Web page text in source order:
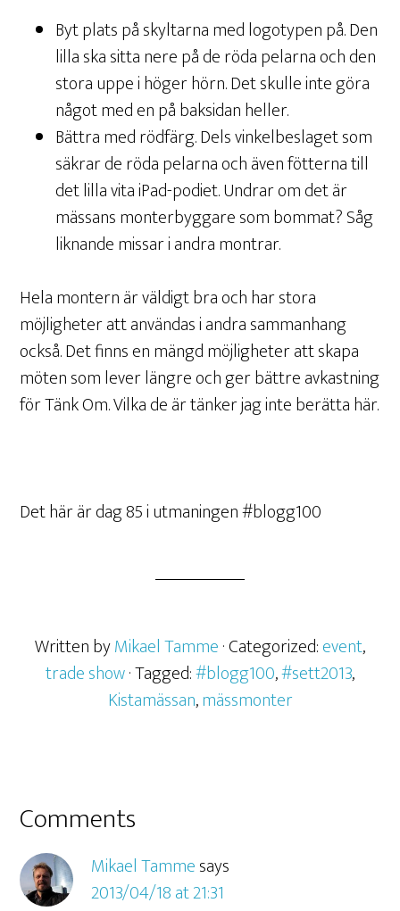
Byt plats på skyltarna med logotypen på. Den
lilla ska sitta nere på de röda pelarna och den
stora uppe i höger hörn. Det skulle inte göra
något med en på baksidan heller.
Bättra med rödfärg. Dels vinkelbeslaget som
säkrar de röda pelarna och även fötterna till
det lilla vita iPad-podiet. Undrar om det är
mässans monterbyggare som bommat? Såg
liknande missar i andra montrar.
Hela montern är väldigt bra och har stora
möjligheter att användas i andra sammanhang
också. Det finns en mängd möjligheter att skapa
möten som lever längre och ger bättre avkastning
för Tänk Om. Vilka de är tänker jag inte berätta här.
Det här är dag 85 i utmaningen #blogg100
Written byMikael Tamme· Categorized:event,
trade show· Tagged:#blogg100,#sett2013,
Kistamässan,mässmonter
Comments
Mikael Tammesays
2013/04/18 at 21:31